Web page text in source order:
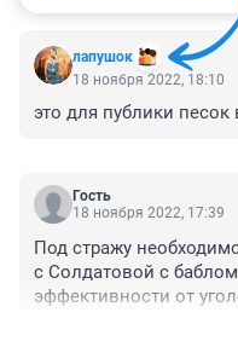
хайпа.
лапушок
18 ноября 2022, 18:10
это для публики
Гость
18 ноября 2022, 17:39
Под стражу
с Солдатовой с
эффективности от